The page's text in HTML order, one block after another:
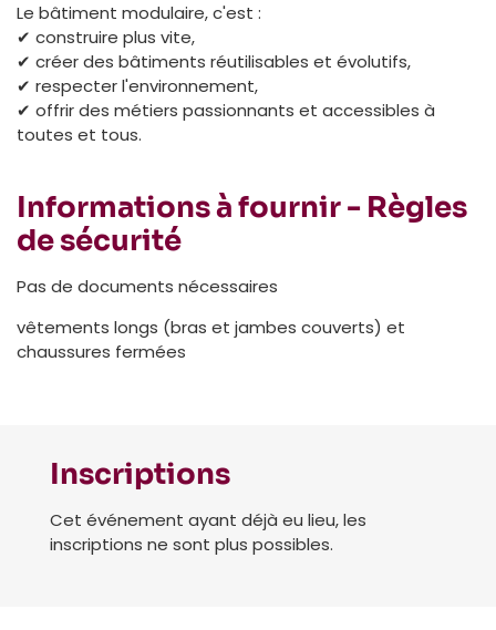
Le bâtiment modulaire, c'est :
✔ construire plus vite,
✔ créer des bâtiments réutilisables et évolutifs,
✔ respecter l'environnement,
✔ offrir des métiers passionnants et accessibles à
toutes et tous.
Informations à fournir - Règles
de sécurité
Pas de documents nécessaires
vêtements longs (bras et jambes couverts) et
chaussures fermées
Inscriptions
Cet événement ayant déjà eu lieu, les
inscriptions ne sont plus possibles.